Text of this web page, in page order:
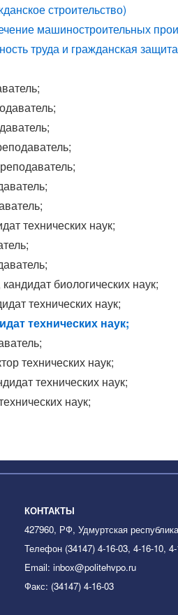
строительство)
машиностроительных
труда и гражданская
технических наук;
биологических наук;
технических наук;
технических наук;
технических наук;
технических наук;
наук;
КОНТАКТЫ
427960, РФ, Удмуртская
Телефон (34147) 4-16-03, 4-16-10,
Email: inbox@politehvpo.ru
Факс: (34147) 4-16-03